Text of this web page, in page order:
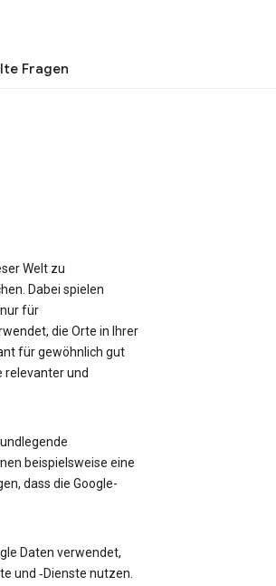
Fragen
Welt zu
Dabei spielen
für
die Orte in Ihrer
für gewöhnlich gut
relevanter und
beispielsweise eine
dass die Google-
Daten verwendet,
und ‑Dienste nutzen.